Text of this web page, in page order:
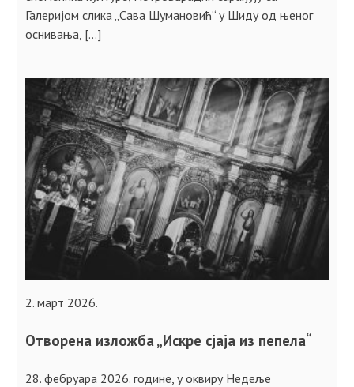
Галеријом слика „Сава Шумановић“ у Шиду од њеног
оснивања, […]
2. март 2026.
Отворена изложба „Искре сјаја из пепела“
28. фебруара 2026. године, у оквиру Недеље